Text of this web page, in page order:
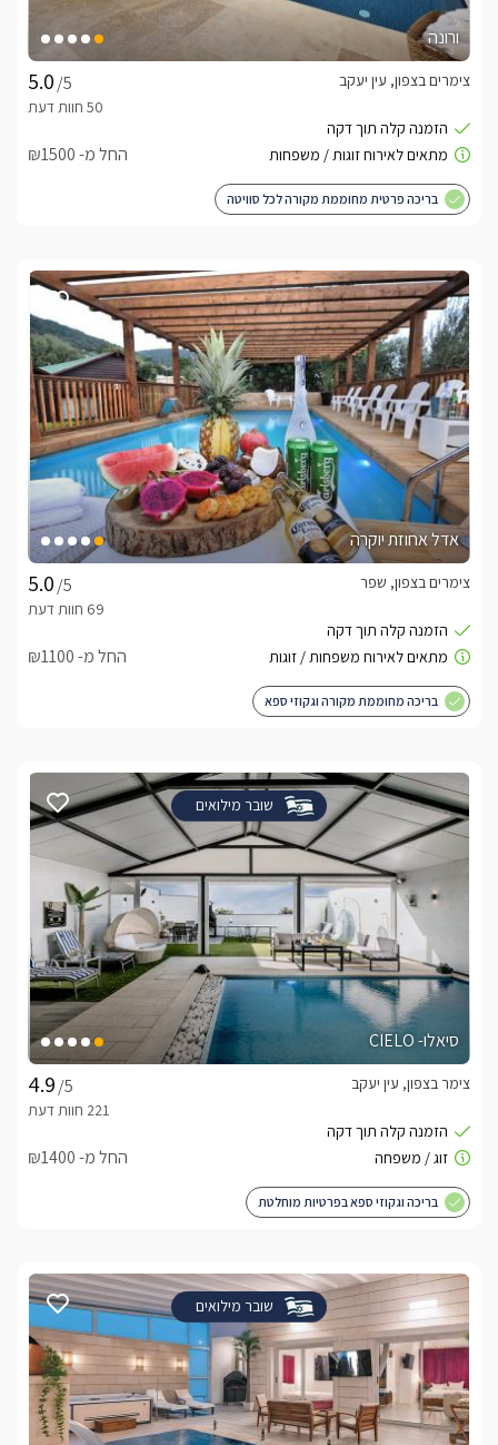
ורונה
/5
צימרים בצפון, עין יעקב
החל מ- ₪1500
בריכה פרטית מחוממת מקורה לכל סוויטה
אדל אחוזת יוקרה
/5
צימרים בצפון, שפר
החל מ- ₪1100
בריכה מחוממת מקורה וגקוזי ספא
שובר מילואים
סיאלו- CIELO
/5
צימר בצפון, עין יעקב
החל מ- ₪1400
בריכה וגקוזי ספא בפרטיות מוחלטת
שובר מילואים